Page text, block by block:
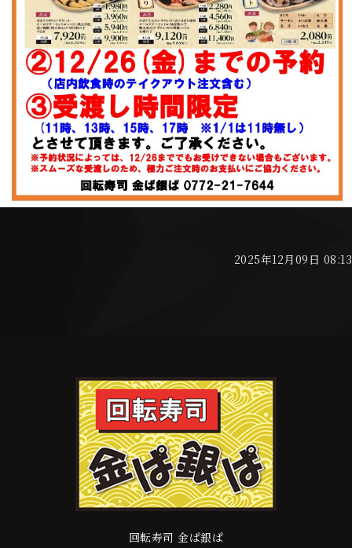
2025年12月09日 08:13
回転寿司 金ぱ銀ぱ